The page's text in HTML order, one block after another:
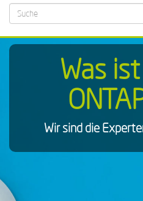
Was
Wir sind die